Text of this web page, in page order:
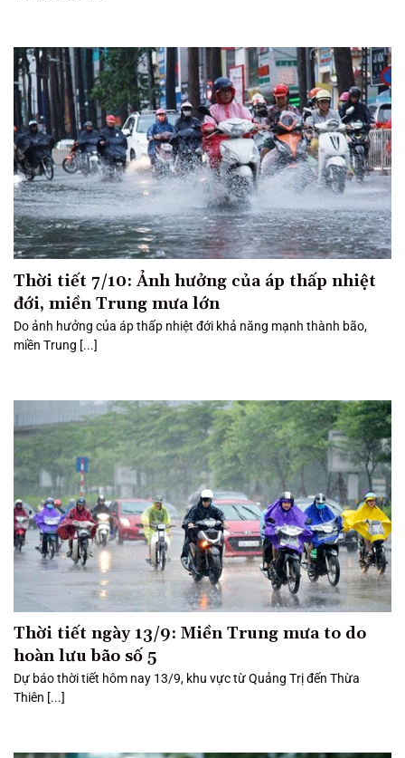
Thời tiết 7/10: Ảnh hưởng của áp thấp nhiệt
đới, miền Trung mưa lớn
Do ảnh hưởng của áp thấp nhiệt đới khả năng mạnh thành bão,
miền Trung [...]
Thời tiết ngày 13/9: Miền Trung mưa to do
hoàn lưu bão số 5
Dự báo thời tiết hôm nay 13/9, khu vực từ Quảng Trị đến Thừa
Thiên [...]